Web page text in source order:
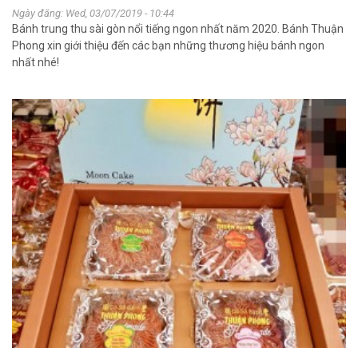
Ngày đăng: Wed, 03/07/2019 - 10:44
Bánh trung thu sài gòn nổi tiếng ngon nhất năm 2020. Bánh Thuận
Phong xin giới thiệu đến các bạn những thương hiệu bánh ngon
nhất nhé!